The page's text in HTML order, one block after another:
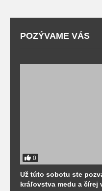
POZÝVAME VÁS
0
Už túto sobotu ste
kráľovstva medu a čírej